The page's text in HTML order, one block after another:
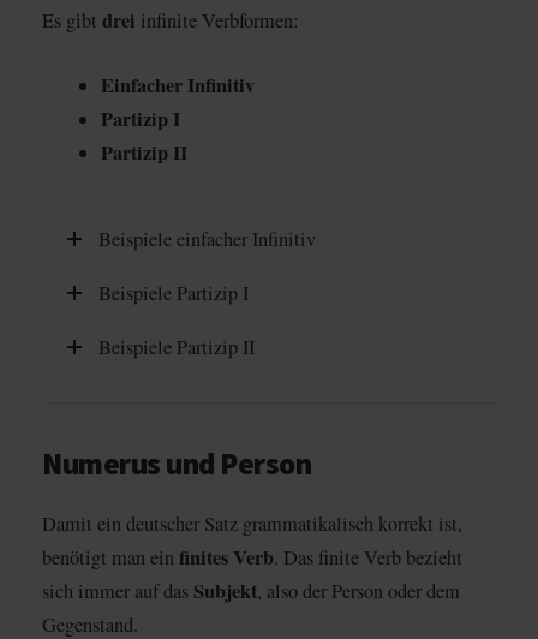
Es gibt drei infinite Verbformen:
Einfacher Infinitiv
Partizip I
Partizip II
Beispiele einfacher Infinitiv
Beispiele Partizip I
Beispiele Partizip II
Numerus und Person
Damit ein deutscher Satz grammatikalisch korrekt ist,
benötigt man ein finites Verb. Das finite Verb bezieht
sich immer auf das Subjekt, also der Person oder dem
Gegenstand.